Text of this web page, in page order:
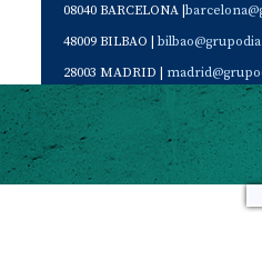
08040 BARCELONA |
48009 BILBAO |
28003 MADRID |
46120 Alboraya. VALENCIA |
Servicio de Atención al Socio
Teléfono de contacto de Diario